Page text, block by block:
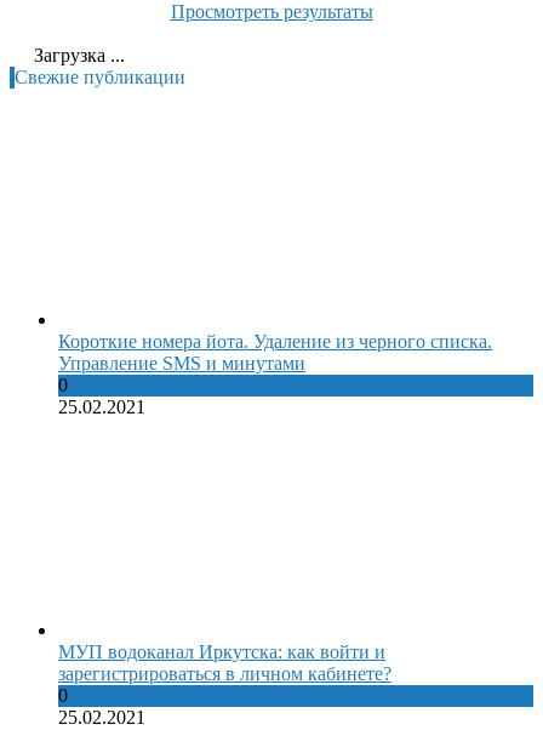
Просмотреть результаты
Загрузка ...
Свежие публикации
Короткие номера йота. Удаление из черного списка.
Управление SMS и минутами
0
25.02.2021
МУП водоканал Иркутска: как войти и
зарегистрироваться в личном кабинете?
0
25.02.2021